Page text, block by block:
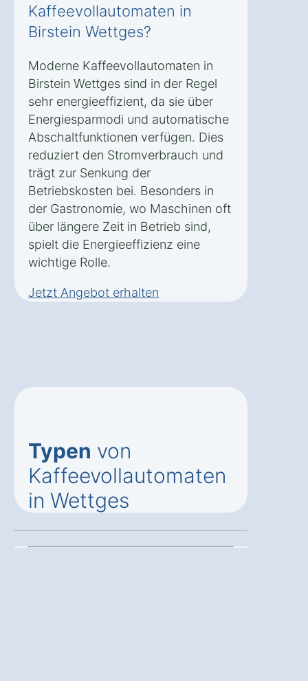
Kaffeevollautomaten in
Birstein Wettges?
Moderne Kaffeevollautomaten in
Birstein Wettges sind in der Regel
sehr energieeffizient, da sie über
Energiesparmodi und automatische
Abschaltfunktionen verfügen. Dies
reduziert den Stromverbrauch und
trägt zur Senkung der
Betriebskosten bei. Besonders in
der Gastronomie, wo Maschinen oft
über längere Zeit in Betrieb sind,
spielt die Energieeffizienz eine
wichtige Rolle.
Jetzt Angebot erhalten
Typen von
Kaffeevollautomaten
in Wettges